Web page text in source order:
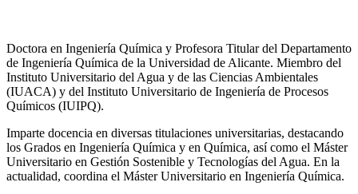
Doctora en Ingeniería Química y Profesora Titular del Departamento
de Ingeniería Química de la Universidad de Alicante. Miembro del
Instituto Universitario del Agua y de las Ciencias Ambientales
(IUACA) y del Instituto Universitario de Ingeniería de Procesos
Químicos (IUIPQ).
Imparte docencia en diversas titulaciones universitarias, destacando
los Grados en Ingeniería Química y en Química, así como el Máster
Universitario en Gestión Sostenible y Tecnologías del Agua. En la
actualidad, coordina el Máster Universitario en Ingeniería Química.